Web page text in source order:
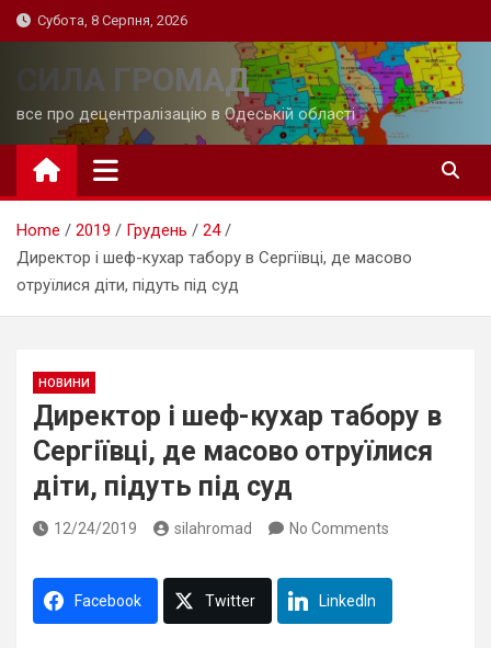
Skip
to
Субота, 8 Серпня, 2026
СИЛА ГРОМАД
все про децентралізацію в Одеській області
Home 2019 Грудень
24
Директор і шеф-кухар табору в Сергіївці, де масово
отруїлися діти, підуть під суд
НОВИНИ
Директор і шеф-кухар табору в
Сергіївці, де масово отруїлися
діти, підуть під суд
12/24/2019 silahromad No Comments
Facebook Twitter LinkedIn